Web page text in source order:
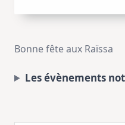
Bonne fête aux Raïssa
Les évènements